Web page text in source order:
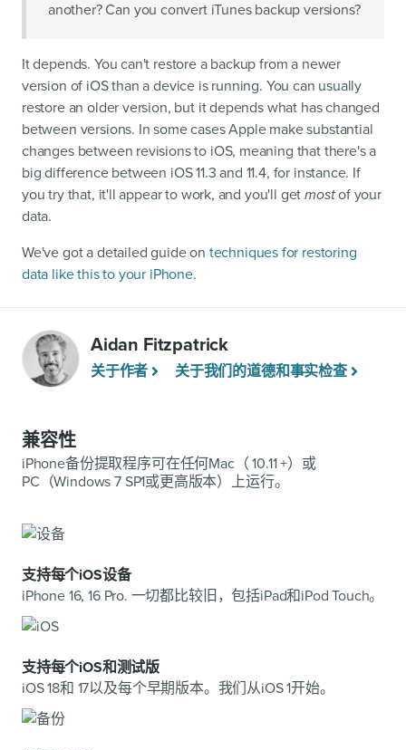
another? Can you convert iTunes backup versions?
It depends. You can't restore a backup from a newer
version of iOS than a device is running. You can usually
restore an older version, but it depends what has changed
between versions. In some cases Apple make substantial
changes between revisions to iOS, meaning that there's a
big difference between iOS 11.3 and 11.4, for instance. If
you try that, it'll appear to work, and you'll getmostof your
data.
We've got a detailed guide on techniques for restoring
data like this to your iPhone.
Aidan Fitzpatrick
关于作者 关于我们的道德和事实检查
兼容性
iPhone备份提取程序可在任何Mac（ 10.11 +）或
PC（Windows 7 SP1或更高版本）上运行。
支持每个iOS设备
iPhone 16, 16 Pro. 一切都比较旧，包括iPad和iPod Touch。
支持每个iOS和测试版
iOS 18和 17以及每个早期版本。我们从iOS 1开始。